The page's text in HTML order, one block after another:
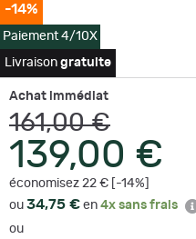
-14%
Paiement 4/10X
Livraison gratuite
Achat immédiat
161,00 €
139,00 €
économisez 22 € [-14%]
ou 34,75 € en 4x sans frais
ou